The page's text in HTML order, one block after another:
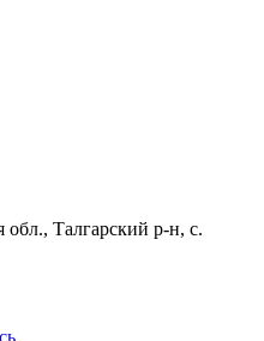
обл., Талгарский р-н, с.